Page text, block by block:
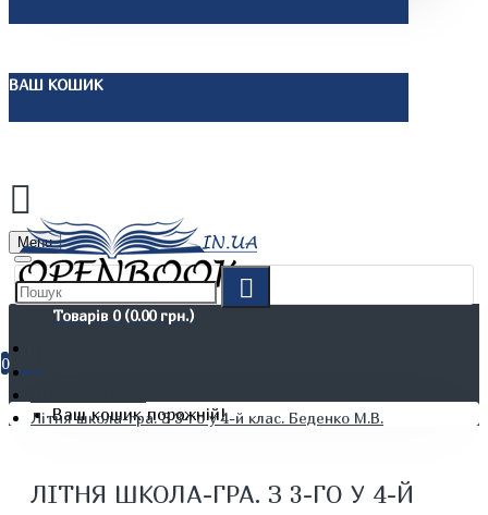
ВАШ КОШИК
Menu
Товарів 0 (0.00 грн.)
0
Ваш кошик порожній!
Дітям. Навчання та дозвілля
Літня школа-гра. З 3-го у 4-й клас. Беденко М.В.
ЛІТНЯ ШКОЛА-ГРА. З 3-ГО У 4-Й